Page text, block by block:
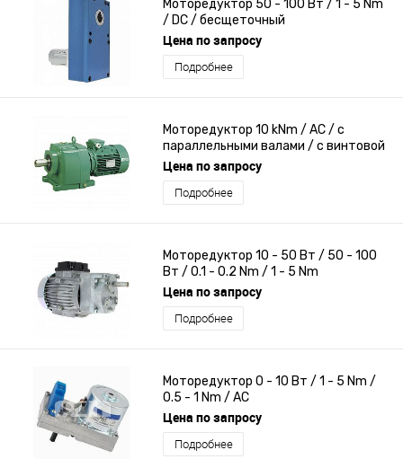
Моторедуктор 50 - 100 Вт / 1 - 5 Nm
/ DC / бесщеточный
Цена по запросу
Подробнее
Моторедуктор 10 kNm / AC / с
параллельными валами / с винтовой
зубчатой передачей
Цена по запросу
Подробнее
Моторедуктор 10 - 50 Вт / 50 - 100
Вт / 0.1 - 0.2 Nm / 1 - 5 Nm
Цена по запросу
Подробнее
Моторедуктор 0 - 10 Вт / 1 - 5 Nm /
0.5 - 1 Nm / AC
Цена по запросу
Подробнее